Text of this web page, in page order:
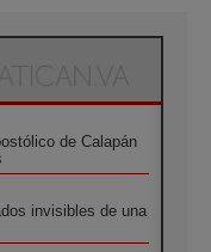
de Calapán
invisibles de una